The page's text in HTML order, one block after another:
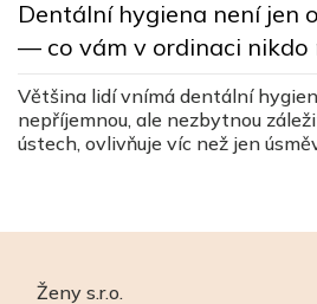
Dentální hygiena není jen
— co vám v ordinaci nikdo
Většina lidí vnímá dentální
nepříjemnou, ale nezbytnou
ústech, ovlivňuje víc než jen
Ženy s.r.o.